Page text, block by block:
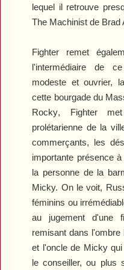
lequel il retrouve
The Machinist de Brad
Fighter remet
l'intermédiaire de
modeste et ouvrier,
cette bourgade du
Rocky, Fightermet
prolétarienne de la
commerçants, les
importante présence
la personne de la
Micky. On le voit,
féminins ou
au jugement d'une
remisant dans
et l'oncle de Micky
le conseiller, ou plus